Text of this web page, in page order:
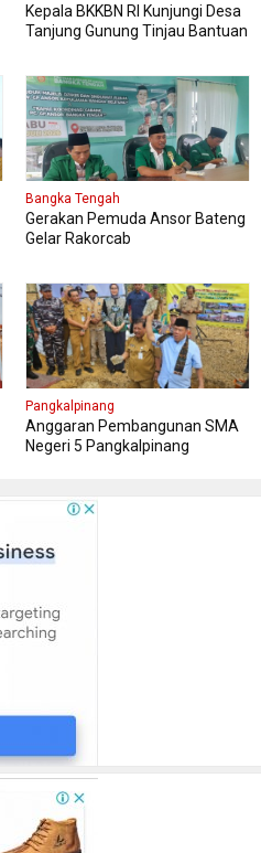
Kepala BKKBN RI Kunjungi Desa
Tanjung Gunung Tinjau Bantuan
Bangka Tengah
Gerakan Pemuda Ansor Bateng
Gelar Rakorcab
Pangkalpinang
Anggaran Pembangunan SMA
Negeri 5 Pangkalpinang